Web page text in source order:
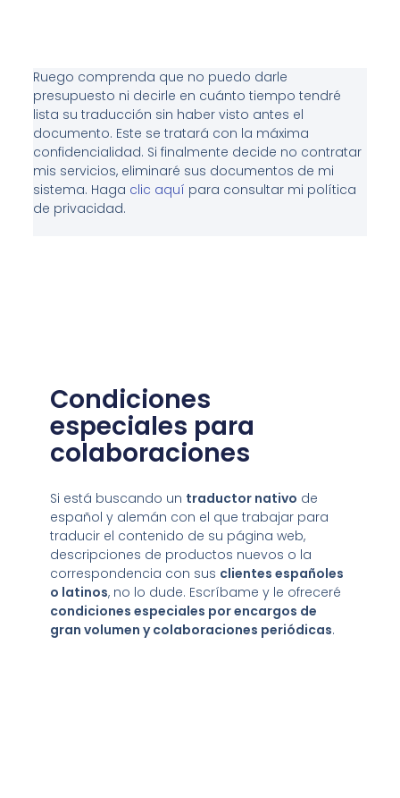
Ruego comprenda que no puedo darle
presupuesto ni decirle en cuánto tiempo tendré
lista su traducción sin haber visto antes el
documento. Este se tratará con la máxima
confidencialidad. Si finalmente decide no contratar
mis servicios, eliminaré sus documentos de mi
sistema. Haga clic aquí para consultar mi política
de privacidad.
Condiciones
especiales para
colaboraciones​
Si está buscando un traductor nativo de
español y alemán con el que trabajar para
traducir el contenido de su página web,
descripciones de productos nuevos o la
correspondencia con sus clientes españoles
o latinos, no lo dude. Escríbame y le ofreceré
condiciones especiales por encargos de
gran volumen y colaboraciones periódicas.